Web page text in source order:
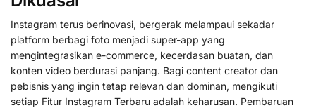
Instagram terus berinovasi, bergerak melampaui sekadar
platform berbagi foto menjadi super-app yang
mengintegrasikan e-commerce, kecerdasan buatan, dan
konten video berdurasi panjang. Bagi content creator dan
pebisnis yang ingin tetap relevan dan dominan, mengikuti
setiap Fitur Instagram Terbaru adalah keharusan. Pembaruan